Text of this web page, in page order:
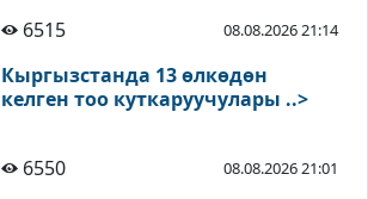
6515
08.08.2026 21:14
Кыргызстанда 13 өлкөдөн
келген тоо куткаруучулары ..>
6550 08.08.2026 21:01